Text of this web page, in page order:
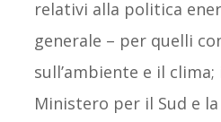
relativi alla politica
generale – per quelli
sull’ambiente e il
Ministero per il Sud e